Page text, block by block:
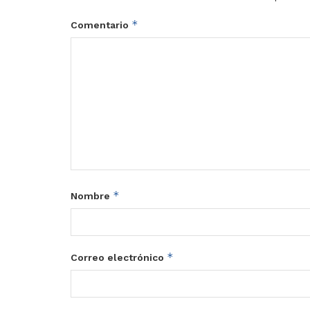
Comentario *
Nombre *
Correo electrónico *